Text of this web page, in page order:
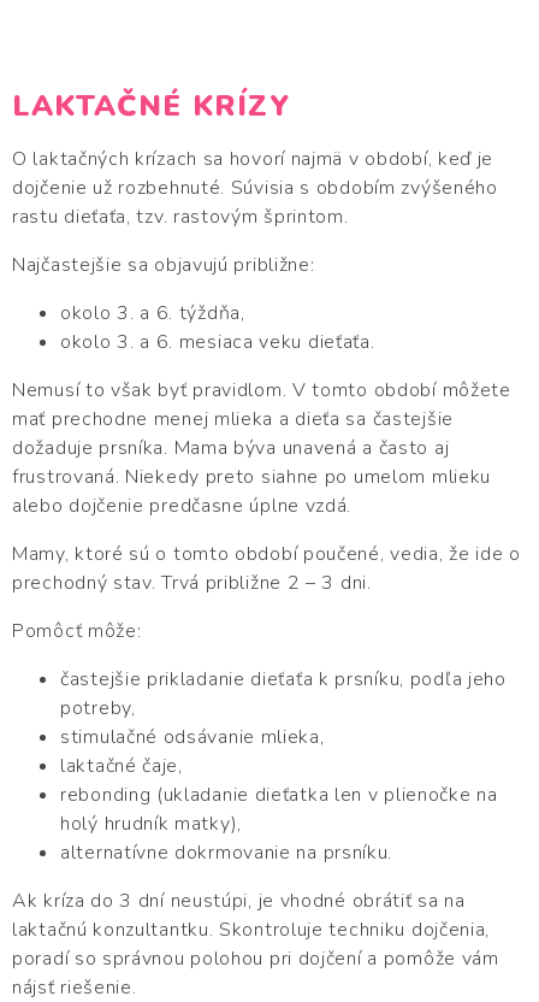
LAKTAČNÉ KRÍZY
O laktačných krízach sa hovorí najmä v období, keď je
dojčenie už rozbehnuté. Súvisia s obdobím zvýšeného
rastu dieťaťa, tzv. rastovým šprintom.
Najčastejšie sa objavujú približne:
okolo 3. a 6. týždňa,
okolo 3. a 6. mesiaca veku dieťaťa.
Nemusí to však byť pravidlom. V tomto období môžete
mať prechodne menej mlieka a dieťa sa častejšie
dožaduje prsníka. Mama býva unavená a často aj
frustrovaná. Niekedy preto siahne po umelom mlieku
alebo dojčenie predčasne úplne vzdá.
Mamy, ktoré sú o tomto období poučené, vedia, že ide o
prechodný stav. Trvá približne 2 – 3 dni.
Pomôcť môže:
častejšie prikladanie dieťaťa k prsníku, podľa jeho
potreby,
stimulačné odsávanie mlieka,
laktačné čaje,
rebonding (ukladanie dieťatka len v plienočke na
holý hrudník matky),
alternatívne dokrmovanie na prsníku.
Ak kríza do 3 dní neustúpi, je vhodné obrátiť sa na
laktačnú konzultantku. Skontroluje techniku dojčenia,
poradí so správnou polohou pri dojčení a pomôže vám
nájsť riešenie.